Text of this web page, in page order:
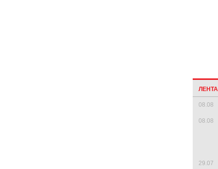
08.08
08.08
29.07